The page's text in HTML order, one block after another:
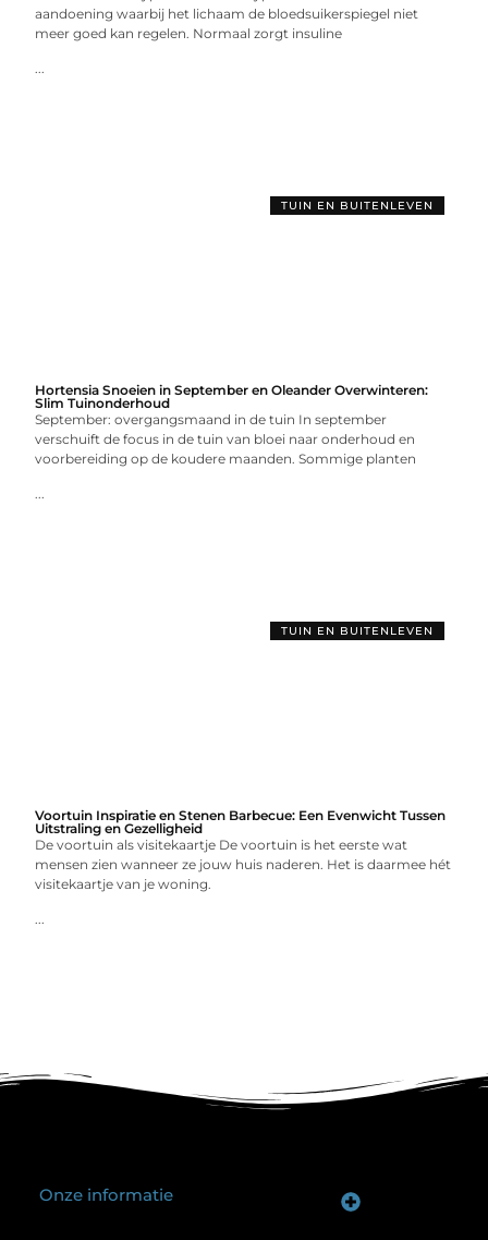
aandoening waarbij het lichaam de bloedsuikerspiegel niet
meer goed kan regelen. Normaal zorgt insuline
...
TUIN EN BUITENLEVEN
Hortensia Snoeien in September en Oleander Overwinteren:
Slim Tuinonderhoud
September: overgangsmaand in de tuin In september
verschuift de focus in de tuin van bloei naar onderhoud en
voorbereiding op de koudere maanden. Sommige planten
...
TUIN EN BUITENLEVEN
Voortuin Inspiratie en Stenen Barbecue: Een Evenwicht Tussen
Uitstraling en Gezelligheid
De voortuin als visitekaartje De voortuin is het eerste wat
mensen zien wanneer ze jouw huis naderen. Het is daarmee hét
visitekaartje van je woning.
...
Onze informatie